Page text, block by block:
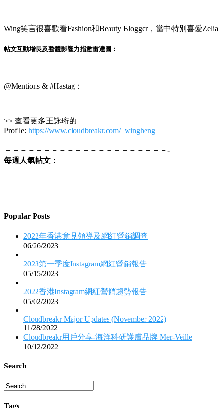
Wing笑言很喜歡看Fashion和Beauty Blogger，當中特別喜愛
帖文互動增長及整體影響力指數雷達圖：
@Mentions & #Hastag：
>> 查看更多王詠珩的
Profile: https://www.cloudbreakr.com/_wingheng
－－－－－－－－－－－－－－－－－－－－－-
每週人氣帖文：
Popular Posts
2022年香港意見領導及網紅營銷調查
06/26/2023
2023第一季度Instagram網紅營銷報告
05/15/2023
2022香港Instagram網紅營銷趨勢報告
05/02/2023
Cloudbreakr Major Updates (November 2022)
11/28/2022
Cloudbreakr用戶分享-海洋科研護膚品牌 Mer-Veille
10/12/2022
Search
Tags